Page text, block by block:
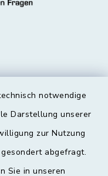
notwendige
Darstellung unserer
zur Nutzung
abgefragt.
Sie in unseren